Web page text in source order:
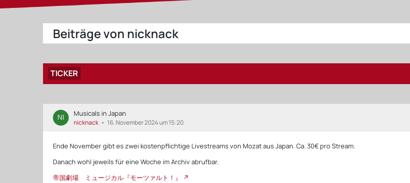
Beiträge von nicknack
TICKER
Musicals in Japan
nicknack 16. November 2024 um 15:20
Ende November gibt es zwei kostenpflichtige Livestreams von Mozat aus Japan. Ca. 30€ pro Stream.
Danach wohl jeweils für eine Woche im Archiv abrufbar.
帝国劇場 ミュージカル『モーツァルト！』